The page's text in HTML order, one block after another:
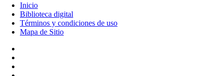
Inicio
Biblioteca digital
Términos y condiciones de uso
Mapa de Sitio